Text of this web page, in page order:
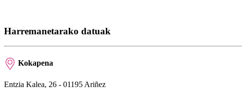
Harremanetarako datuak
Kokapena
Entzia Kalea, 26 - 01195 Ariñez